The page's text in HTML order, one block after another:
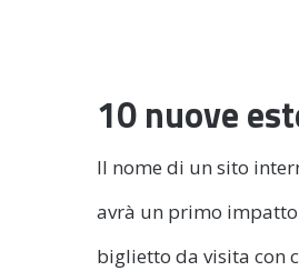
10 nuove
Il nome di un sito
avrà un primo
biglietto da visita con